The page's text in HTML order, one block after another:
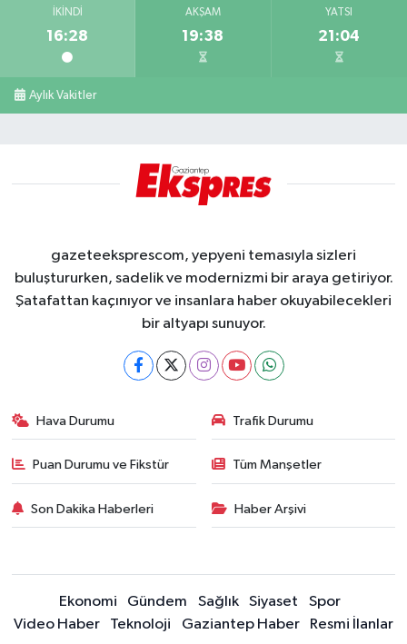
İKINDI
16:28
AKŞAM
19:38
YATSI
21:04
Aylık Vakitler
gazeteeksprescom, yepyeni temasıyla sizleri
buluştururken, sadelik ve modernizmi bir araya getiriyor.
Şatafattan kaçınıyor ve insanlara haber okuyabilecekleri
bir altyapı sunuyor.
Hava Durumu Trafik Durumu
Puan Durumu ve Fikstür Tüm Manşetler
Son Dakika Haberleri Haber Arşivi
Ekonomi Gündem Sağlık Siyaset
Spor
Video Haber
Teknoloji Gaziantep Haber Resmi İlanlar